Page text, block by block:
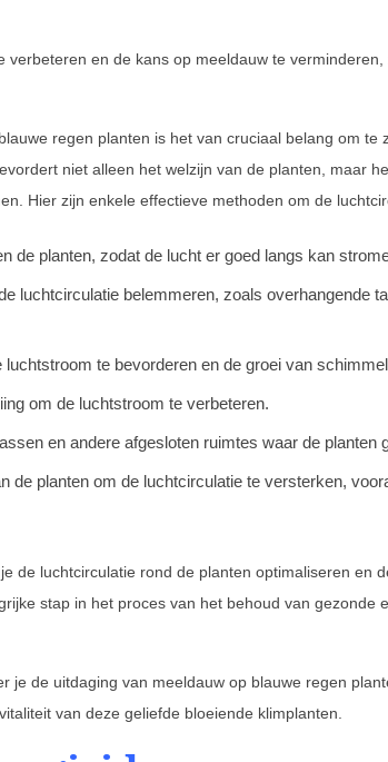
verbeteren en de kans op meeldauw te verminderen,
regen planten is het van cruciaal belang om te
niet alleen het welzijn van de planten, maar
Hier zijn enkele effectieve methoden om de
de planten, zodat de lucht er goed langs kan
luchtcirculatie belemmeren, zoals overhangende
luchtstroom te bevorderen en de groei van
om de luchtstroom te verbeteren.
en andere afgesloten ruimtes waar de planten
de planten om de luchtcirculatie te versterken,
de luchtcirculatie rond de planten optimaliseren en
stap in het proces van het behoud van gezonde
je de uitdaging van meeldauw op blauwe regen
van deze geliefde bloeiende klimplanten.